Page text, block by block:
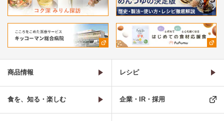
商品情報 レシピ
食を、知る・楽しむ 企業・IR・採用